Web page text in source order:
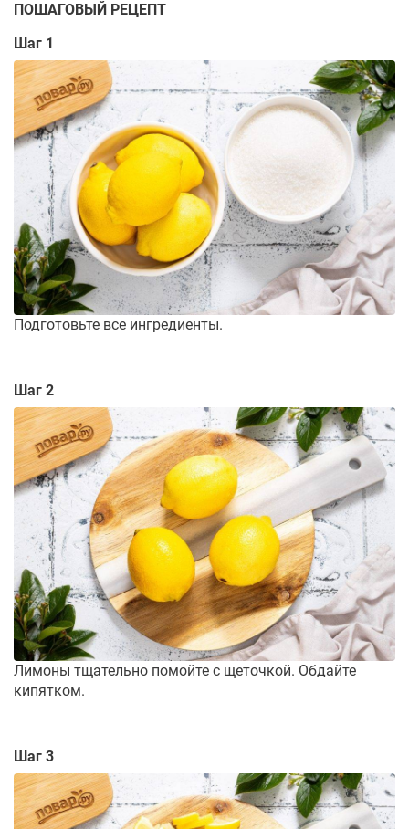
ПОШАГОВЫЙ РЕЦЕПТ
Шаг 1
Подготовьте все ингредиенты.
Шаг 2
Лимоны тщательно помойте с щеточкой. Обдайте
кипятком.
Шаг 3